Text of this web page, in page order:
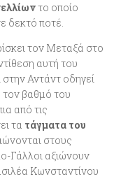
το οποίο
δεκτό ποτέ.
τον Μεταξά στο
αυτή του
Αντάντ οδηγεί
τον βαθμό του
από τις
τα τάγματα του
στους
Γάλλοι αξιώνουν
Κωνσταντίνου